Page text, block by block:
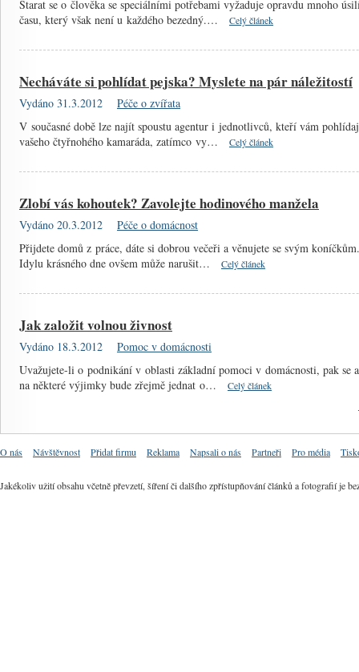
Starat se o člověka se speciálními potřebami vyžaduje opravdu mnoho
času, který však není u každého bezedný.…
Celý článek
Necháváte si pohlídat pejska? Myslete na pár náležitostí
Vydáno 31.3.2012
Péče o zvířata
V současné době lze najít spoustu agentur i jednotlivců, kteří vám
vašeho čtyřnohého kamaráda, zatímco vy…
Celý článek
Zlobí vás kohoutek? Zavolejte hodinového manžela
Vydáno 20.3.2012
Péče o domácnost
Přijdete domů z práce, dáte si dobrou večeři a věnujete se svým koníčkům.
Idylu krásného dne ovšem může narušit…
Celý článek
Jak založit volnou živnost
Vydáno 18.3.2012
Pomoc v domácnosti
Uvažujete-li o podnikání v oblasti základní pomoci v domácnosti, pak se
na některé výjimky bude zřejmě jednat o…
Celý článek
O nás Návštěvnost Přidat firmu Reklama Napsali o nás Partneři Pro média
Jakékoliv užití obsahu včetně převzetí, šíření či dalšího zpřístupňování článků a fotografií je